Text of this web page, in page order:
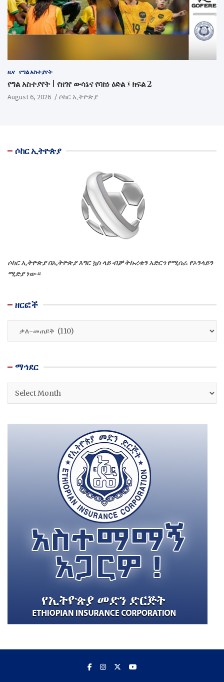
ዜና የግል አስተያየት
የግል አስተያየት | የዘገየ ውሳኔና የባከነ ዕድል ፤ ክፍል 2
August 6, 2026 ሶከር ኢትዮጵያ
ሶከር ኢትዮጵያ
ሶከር ኢትዮጵያ በኢትዮጵያ እግር ኳስ ላይ ብቻ ትኩረቱን አድርጎ የሚሰራ የኦንላይን
ሚድያ ነው።
ዘርፎች
ማኅደር
ማኅደር